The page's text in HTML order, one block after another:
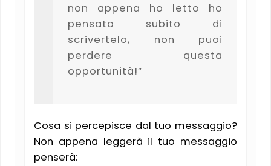
non appena ho letto ho
pensato subito di
scrivertelo, non puoi
perdere questa
opportunità!”
Cosa si percepisce dal tuo messaggio?
Non appena leggerà il tuo messaggio
penserà: